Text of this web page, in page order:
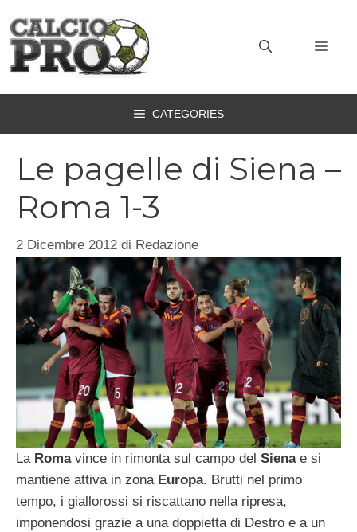
contenuto
CATEGORIES
Le pagelle di Siena –
Roma 1-3
2 Dicembre 2012 di Redazione
La Romavince in rimonta sul campo del Sienae si
mantiene attiva in zona Europa. Brutti nel primo
tempo, i giallorossi si riscattano nella ripresa,
imponendosi grazie a una doppietta di Destro e a un